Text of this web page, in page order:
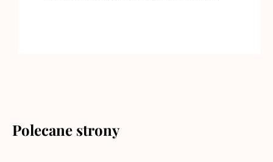
Polecane strony